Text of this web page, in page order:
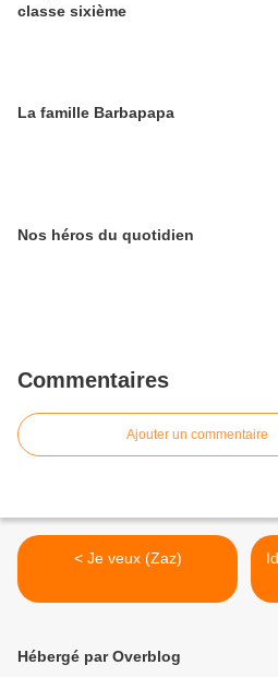
classe sixième
La famille Barbapapa
Nos héros du quotidien
Commentaires
Ajouter un commentaire
< Je veux (Zaz)
Hébergé par Overblog